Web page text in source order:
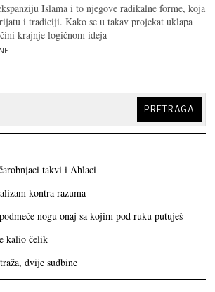
Islama i to njegove radikalne forme, koja
i tradiciji. Kako se u takav projekat uklapa
krajnje logičnom ideja
PRETRAGA
takvi i Ahlaci
kontra razuma
nogu onaj sa kojim pod ruku putuješ
kalio čelik
dvije sudbine